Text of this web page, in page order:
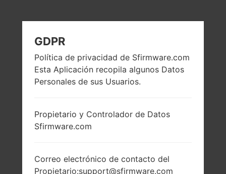
GDPR
Política de privacidad de Sfirmware.com
Esta Aplicación recopila algunos Datos
Personales de sus Usuarios.
Propietario y Controlador de Datos
Sfirmware.com
Correo electrónico de contacto del
Propietario:support@sfirmware.com